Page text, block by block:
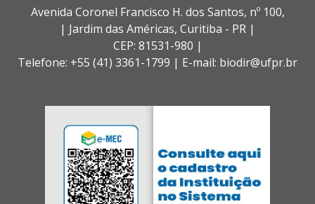
Avenida Coronel Francisco H. dos Santos, nº 100,
| Jardim das Américas, Curitiba - PR |
CEP: 81531-980 |
Telefone: +55 (41) 3361-1799 | E-mail: biodir@ufpr.br